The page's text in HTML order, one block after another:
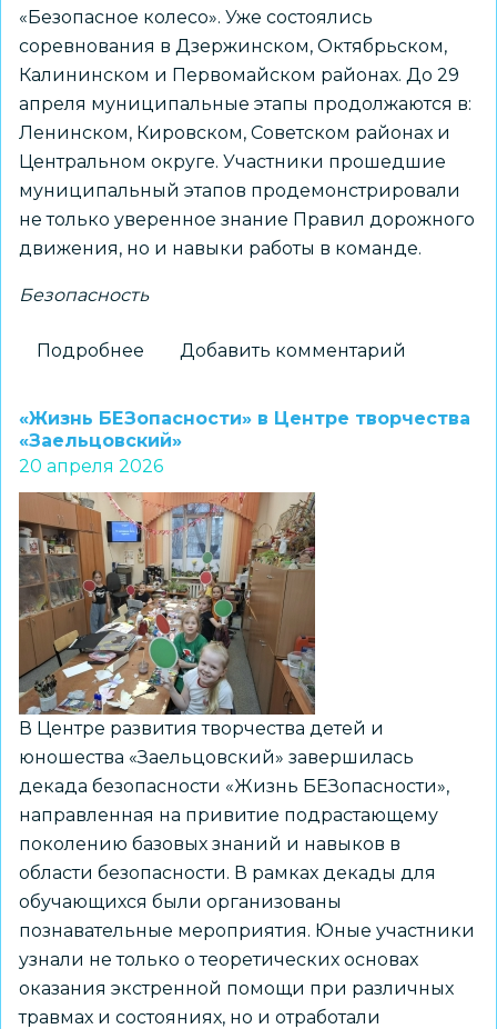
«Безопасное колесо». Уже состоялись
соревнования в Дзержинском, Октябрьском,
Калининском и Первомайском районах. До 29
апреля муниципальные этапы продолжаются в:
Ленинском, Кировском, Советском районах и
Центральном округе. Участники прошедшие
муниципальный этапов продемонстрировали
не только уверенное знание Правил дорожного
движения, но и навыки работы в команде.
Безопасность
Подробнее
муниципальные
этапы
Всероссийского
конкурса
«Безопасное
колесо
-
2026»
Добавить комментарий
«Жизнь БЕЗопасности» в Центре творчества
«Заельцовский»
20 апреля 2026
В Центре развития творчества детей и
юношества «Заельцовский» завершилась
декада безопасности «Жизнь БЕЗопасности»,
направленная на привитие подрастающему
поколению базовых знаний и навыков в
области безопасности. В рамках декады для
обучающихся были организованы
познавательные мероприятия. Юные участники
узнали не только о теоретических основах
оказания экстренной помощи при различных
травмах и состояниях, но и отработали